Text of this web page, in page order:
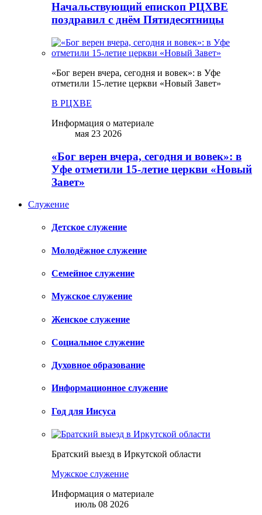
Начальствующий епископ РЦХВЕ
поздравил с днём Пятидесятницы
«Бог верен вчера, сегодня и вовек»: в Уфе
отметили 15-летие церкви «Новый Завет»
В РЦХВЕ
Информация о материале
мая 23 2026
«Бог верен вчера, сегодня и вовек»: в
Уфе отметили 15-летие церкви «Новый
Завет»
Служение
Детское служение
Молодёжное служение
Семейное служение
Мужское служение
Женское служение
Социальное служение
Духовное образование
Информационное служение
Год для Иисуса
Братский выезд в Иркутской области
Мужское служение
Информация о материале
июль 08 2026